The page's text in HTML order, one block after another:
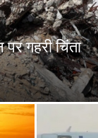
गहरी चिंता